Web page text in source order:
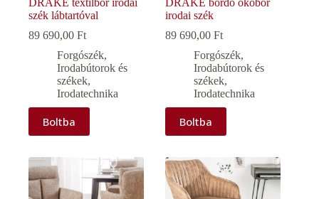
DRAKE textilbőr irodai
szék lábtartóval
89 690,00 Ft
Forgószék,
Irodabútorok és
székek,
Irodatechnika
Boltba
DRAKE bordó ökobőr
irodai szék
89 690,00Ft
Forgószék,
Irodabútorok és
székek,
Irodatechnika
Boltba